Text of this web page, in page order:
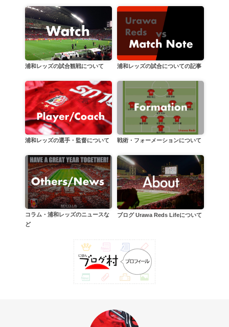
浦和レッズの試合観戦について 浦和レッズの試合についての記事
浦和レッズの選手・監督について 戦術・フォーメーションについて
コラム・浦和レッズのニュースな
ど
ブログ Urawa Reds Lifeについて